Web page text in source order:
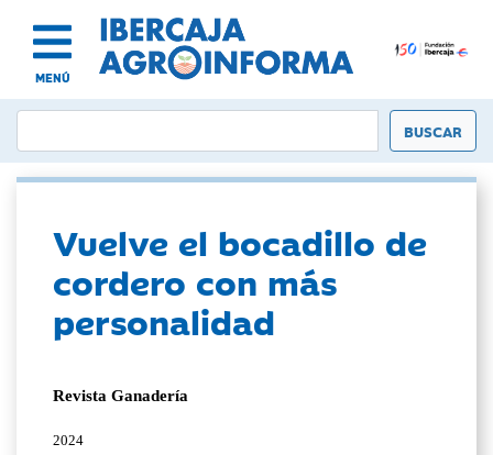
MENÚ
Vuelve el bocadillo de
cordero con más
personalidad
Revista Ganadería
2024